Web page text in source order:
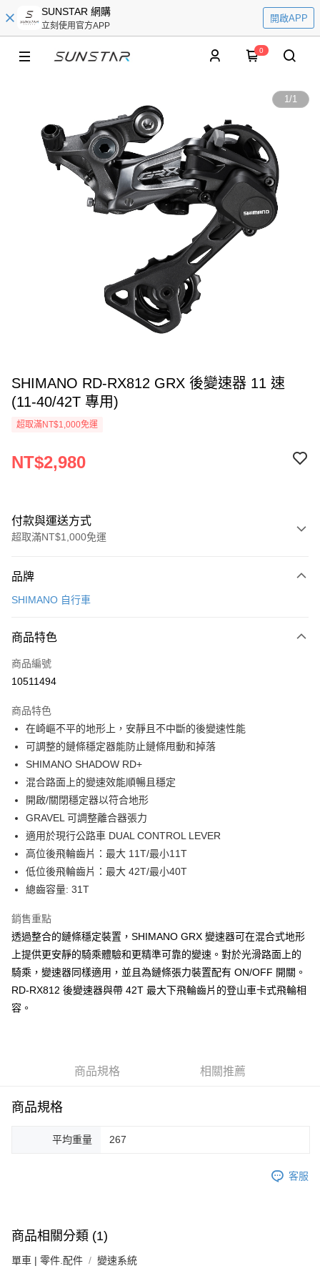
SUNSTAR 網購
立刻使用官方APP
開啟APP
0
1/1
SHIMANO RD-RX812 GRX 後變速器 11 速
(11-40/42T 專用)
超取滿NT$1,000免運
NT$2,980
付款與運送方式
超取滿NT$1,000免運
信用卡一次付款
3 期 0 利率 每期
合作金庫商業銀行
上海商業儲蓄銀行
臺灣中小企業銀行
匯豐（台灣）商業銀行
華泰商業銀行
聯邦商業銀行
遠東國際商業銀行
元大商業銀行
玉山商業銀行
星展（台灣）商業銀行
台灣樂天信用卡公司
合作金庫商業銀行
上海商業儲蓄銀行
國泰世華商業銀行
兆豐國際商業銀行
匯豐（台灣）商業銀行
華泰商業銀行
聯邦商業銀行
元大商業銀行
永豐商業銀行
玉山商業銀行
台新國際商業銀行
LINE Pay
Apple Pay
悠遊付
Google Pay
全盈+PAY
ATM付款
運送方式
7-11取貨(快速到店)
每筆NT$100，滿NT$1,000(含以上)免運費
新竹貨運
每筆NT$100，滿NT$1,000(含以上)免運費
品牌
SHIMANO 自行車
商品特色
商品編號
10511494
商品特色
在崎嶇不平的地形上，安靜且不中斷的後變速性能
可調整的鏈條穩定器能防止鏈條甩動和掉落
SHIMANO SHADOW RD+
混合路面上的變速效能順暢且穩定
開啟/關閉穩定器以符合地形
GRAVEL 可調整離合器張力
適用於現行公路車 DUAL CONTROL LEVER
高位後飛輪齒片：最大 11T/最小11T
低位後飛輪齒片：最大 42T/最小40T
總齒容量: 31T
銷售重點
透過整合的鏈條穩定裝置，SHIMANO GRX 變速器可在混合式地形
上提供更安靜的騎乘體驗和更精準可靠的變速。對於光滑路面上的
騎乘，變速器同樣適用，並且為鏈條張力裝置配有 ON/OFF 開關。
RD-RX812 後變速器與帶 42T 最大下飛輪齒片的登山車卡式飛輪相
容。
商品規格 相關推薦
商品規格
平均重量 267
客服
商品相關分類 (1)
單車 | 零件.配件 變速系統